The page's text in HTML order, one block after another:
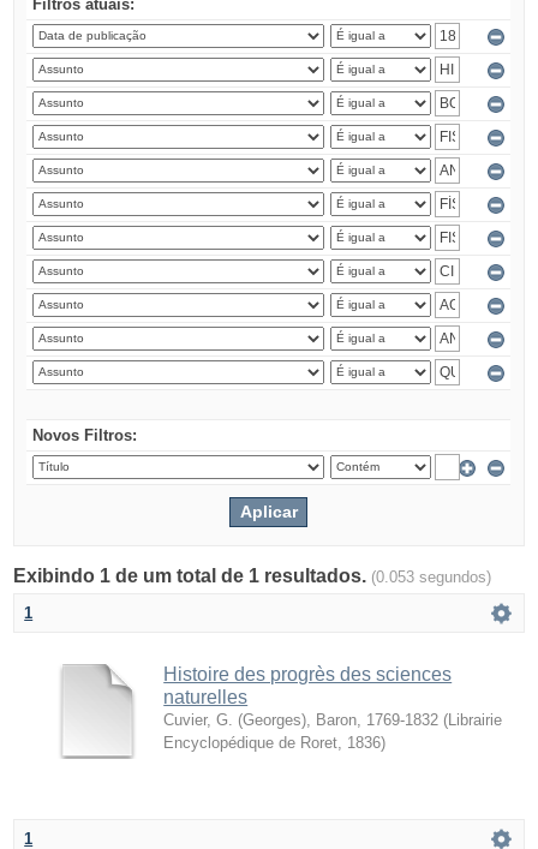
Filtros atuais:
Novos Filtros:
Exibindo 1 de um total de 1 resultados. (0.053 segundos)
1
Histoire des progrès des sciences
naturelles
Cuvier, G. (Georges), Baron, 1769-1832 ( Librairie
Encyclopédique de Roret 1836)
1